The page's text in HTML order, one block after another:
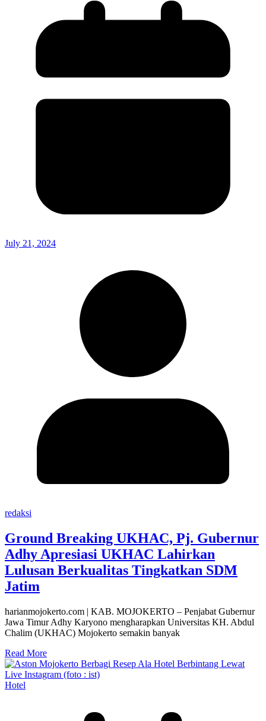
July 21, 2024
redaksi
Ground Breaking UKHAC, Pj. Gubernur
Adhy Apresiasi UKHAC Lahirkan
Lulusan Berkualitas Tingkatkan SDM
Jatim
harianmojokerto.com | KAB. MOJOKERTO – Penjabat Gubernur
Jawa Timur Adhy Karyono mengharapkan Universitas KH. Abdul
Chalim (UKHAC) Mojokerto semakin banyak
Read More
Hotel